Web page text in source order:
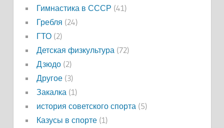
Гимнастика в СССР (41)
Гребля (24)
ГТО(2)
Детская физкультура(72)
Дзюдо(2)
Другое(3)
Закалка(1)
история советского спорта(5)
Казусы в спорте(1)